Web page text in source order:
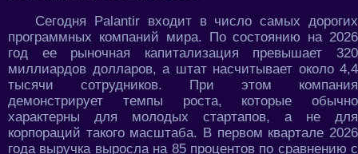
Сегодня Palantir входит в число самых дорогих
программных компаний мира. По состоянию на 2026
год ее рыночная капитализация превышает 320
миллиардов долларов, а штат насчитывает около 4,4
тысячи сотрудников. При этом компания
демонстрирует темпы роста, которые обычно
характерны для молодых стартапов, а не для
корпораций такого масштаба. В первом квартале 2026
года выручка выросла на 85 процентов по сравнению с